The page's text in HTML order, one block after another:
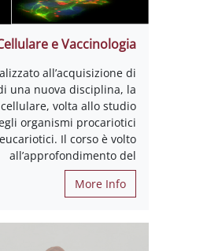
e Vaccinologia
all’acquisizione di
una nuova disciplina, la
volta allo studio
organismi procariotici
Il corso è volto
all’approfondimento del
More Info